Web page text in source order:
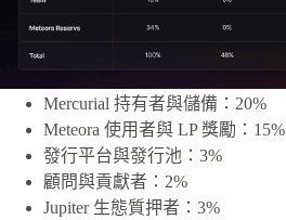
Mercurial 持有者與儲備：20%
Meteora 使用者與 LP 獎勵：15%
發行平台與發行池：3%
顧問與貢獻者：2%
Jupiter 生態質押者：3%